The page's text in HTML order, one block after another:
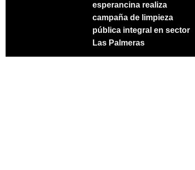
esperancina realiza
campaña de limpieza
pública integral en sector
Las Palmeras